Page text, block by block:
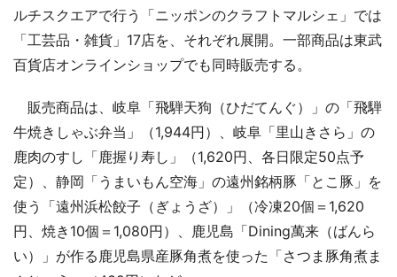
ルチスクエアで行う「ニッポンのクラフトマルシェ」では
「工芸品・雑貨」17店を、それぞれ展開。一部商品は東武
百貨店オンラインショップでも同時販売する。
販売商品は、岐阜「飛騨天狗（ひだてんぐ）」の「飛騨
牛焼きしゃぶ弁当」（1,944円）、岐阜「里山きさら」の
鹿肉のすし「鹿握り寿し」（1,620円、各日限定50点予
定）、静岡「うまいもん空海」の遠州銘柄豚「とこ豚」を
使う「遠州浜松餃子（ぎょうざ）」（冷凍20個＝1,620
円、焼き10個＝1,080円）、鹿児島「Dining萬来（ばんら
い）」が作る鹿児島県産豚角煮を使った「さつま豚角煮ま